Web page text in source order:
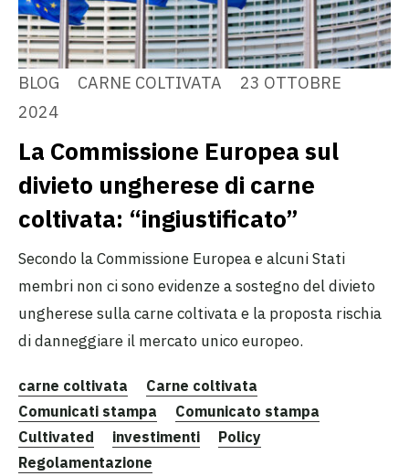
BLOG CARNE COLTIVATA
23 OTTOBRE
2024
La Commissione Europea sul
divieto ungherese di carne
coltivata: “ingiustificato”
Secondo la Commissione Europea e alcuni Stati
membri non ci sono evidenze a sostegno del divieto
ungherese sulla carne coltivata e la proposta rischia
di danneggiare il mercato unico europeo.
carne coltivata
Carne coltivata
Comunicati stampa
Comunicato stampa
Cultivated
investimenti
Policy
Regolamentazione